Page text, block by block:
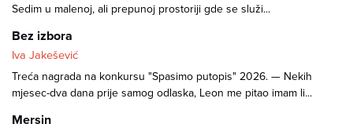
Sedim u malenoj, ali prepunoj prostoriji gde se služi...
Bez izbora
Iva Jakešević
Treća nagrada na konkursu "Spasimo putopis" 2026. — Nekih
mjesec-dva dana prije samog odlaska, Leon me pitao imam li...
Mersin